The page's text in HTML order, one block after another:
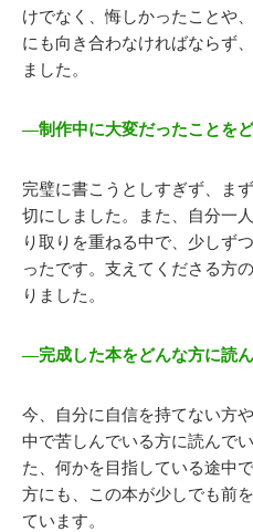
けでなく、悔しかったことや
にも向き合わなければならず
ました。
―制作中に大変だったことを
完璧に書こうとしすぎず、ま
切にしました。また、自分一
り取りを重ねる中で、少しず
ったです。支えてくださる方
りました。
―完成した本をどんな方に読
今、自分に自信を持てない方
中で苦しんでいる方に読んで
た、何かを目指している途中
方にも、この本が少しでも前
ています。